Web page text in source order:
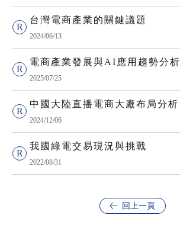
台灣電商產業的關鍵議題
2024/06/13
電商產業發展與AI應用趨勢分析
2025/07/25
中國大陸直播電商大廠布局分析
2024/12/06
我國綠電交易現況與挑戰
2022/08/31
回上一頁